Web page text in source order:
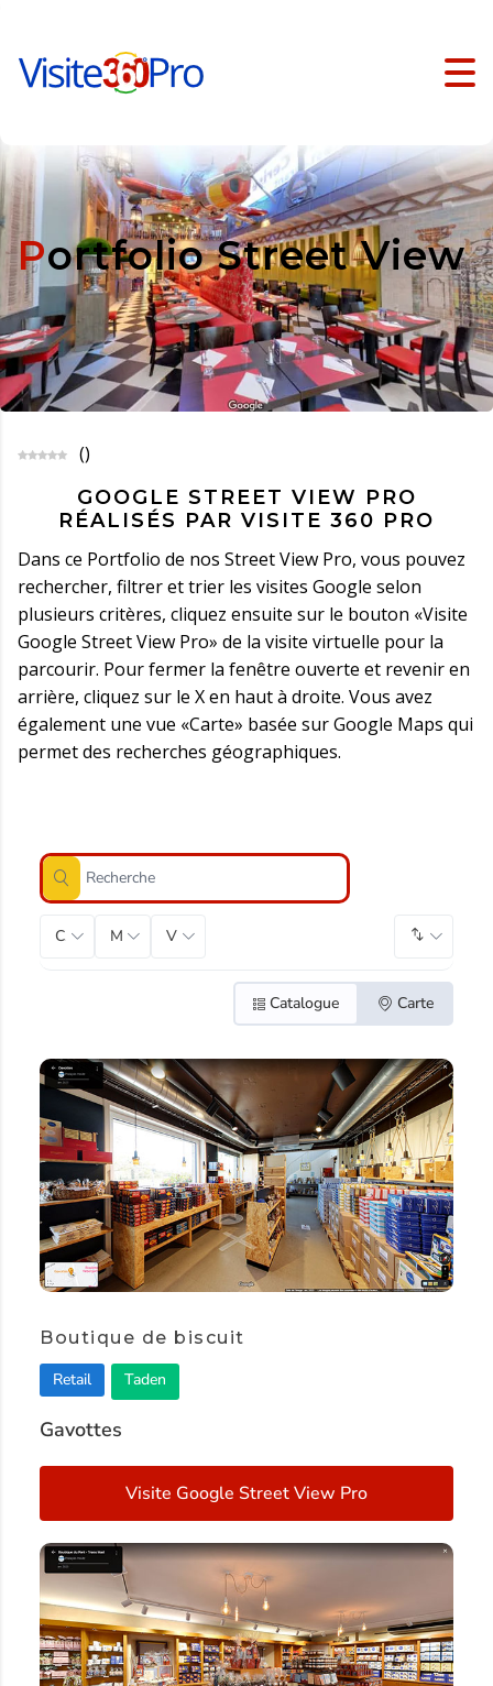
Portfolio Street View
()
GOOGLE STREET VIEW PRO
RÉALISÉS PAR VISITE 360 PRO
Dans ce Portfolio de nos Street View Pro, vous pouvez
rechercher, filtrer et trier les visites Google selon
plusieurs critères, cliquez ensuite sur le bouton «Visite
Google Street View Pro» de la visite virtuelle pour la
parcourir. Pour fermer la fenêtre ouverte et revenir en
arrière, cliquez sur le X en haut à droite. Vous avez
également une vue «Carte» basée sur Google Maps qui
permet des recherches géographiques.
Catégorie Métier Ville Ordre
Catalogue Carte
Boutique de biscuit
Retail
Taden
Gavottes
Visite Google Street View Pro